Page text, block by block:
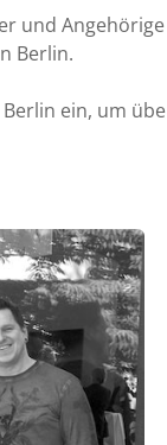
und Angehörige
Berlin.
ein, um